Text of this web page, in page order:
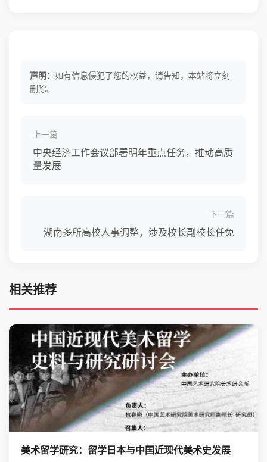
声明： 如有信息侵犯了您的权益，请告知，本站将立刻
删除。
上一篇
中央经济工作会议部署明年重点任务，推动高质
量发展
下一篇
湖南多所高校人事调整，涉及校长副校长任免
相关推荐
美术留学研究：留学日本与中国近现代美术史发展